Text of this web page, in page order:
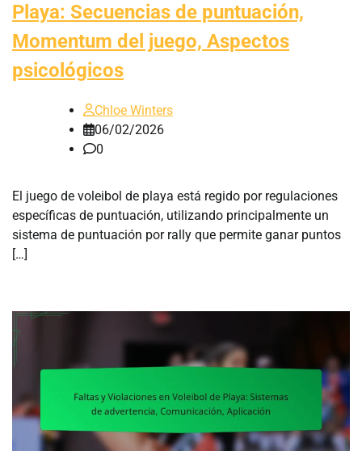
Playa: Secuencias de puntuación,
Momentum del juego, Aspectos
psicológicos
Chloe Winters
06/02/2026
0
El juego de voleibol de playa está regido por regulaciones
específicas de puntuación, utilizando principalmente un
sistema de puntuación por rally que permite ganar puntos
[…]